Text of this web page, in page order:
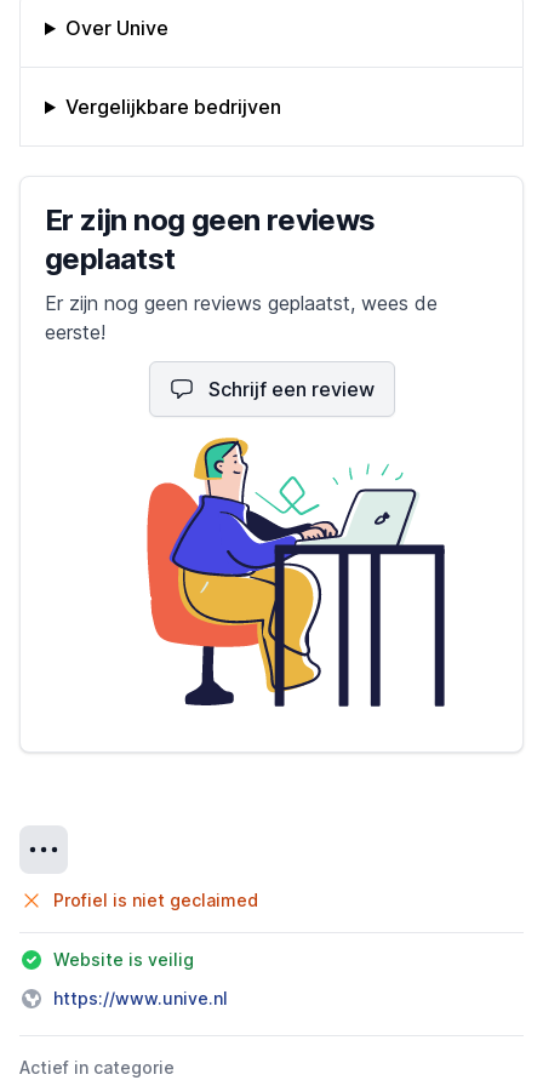
Over Unive
Vergelijkbare bedrijven
Bedrijfs reviews
Er zijn nog geen reviews
geplaatst
Er zijn nog geen reviews geplaatst, wees de
eerste!
Schrijf een review
Profiel is niet geclaimed
Website is veilig
https://www.unive.nl
Actief in categorie